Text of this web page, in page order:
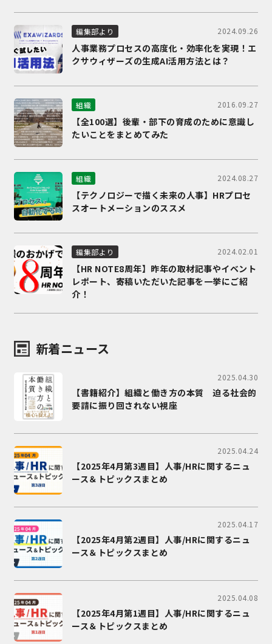
編集部より 2024.09.26
人事業務プロセスの高度化・効率化を実現！エ
クサウィザーズの生成AI活用方法とは？
組織 2016.09.27
【全100選】後輩・部下の育成のために意識し
たいことをまとめてみた
組織 2024.08.27
【テクノロジーで描く未来の人事】HRプロセ
スオートメーションのススメ
編集部より 2024.02.01
【HR NOTE8周年】昨年の取材記事やイベント
レポート、寄稿いただいた記事を一挙にご紹
介！
新着ニュース
2025.04.30
【書籍紹介】組織と働き方の本質 迫る社会的
要請に振り回されない視座
2025.04.24
【2025年4月第3週目】人事/HRに関するニュ
ース＆トピックスまとめ
2025.04.17
【2025年4月第2週目】人事/HRに関するニュ
ース＆トピックスまとめ
2025.04.08
【2025年4月第1週目】人事/HRに関するニュ
ース＆トピックスまとめ